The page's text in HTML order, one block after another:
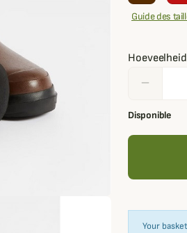
Guide des
Hoeveelheid
remove
Disponible
Your